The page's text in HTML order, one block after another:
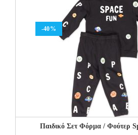
-40%
Παιδικό Σετ Φόρμα / Φούτερ